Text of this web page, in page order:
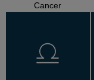
Cancer